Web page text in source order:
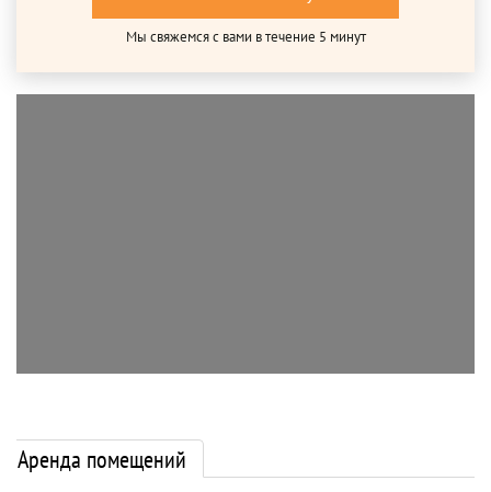
Мы свяжемся с вами в течение 5 минут
Аренда помещений